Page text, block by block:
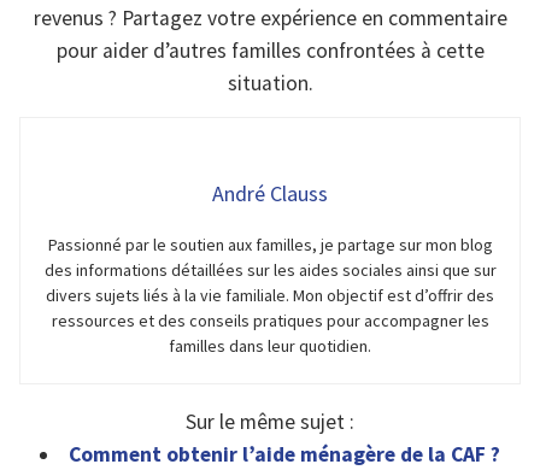
revenus ? Partagez votre expérience en commentaire
pour aider d’autres familles confrontées à cette
situation.
André Clauss
Passionné par le soutien aux familles, je partage sur mon blog
des informations détaillées sur les aides sociales ainsi que sur
divers sujets liés à la vie familiale. Mon objectif est d’offrir des
ressources et des conseils pratiques pour accompagner les
familles dans leur quotidien.
Sur le même sujet :
Comment obtenir l’aide ménagère de la CAF ?